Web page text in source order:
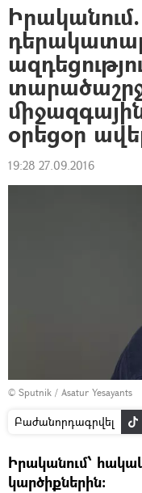
օրեցоր
19:28 27.09.2016
© Sputnik / Asatur Yesayants
Բաժանորդագրվել
Իրականում՝
կարծիքներին: